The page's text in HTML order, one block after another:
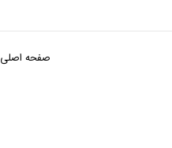
صفحه اصلی